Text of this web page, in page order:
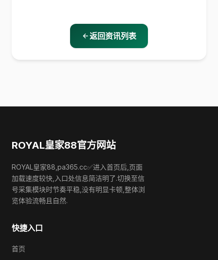
返回资讯列表
ROYAL皇家88官方网站
ROYAL皇家88,pa365.cc✅进入首页后,页面
加载速度较快,入口处信息简洁明了.切换至信
号采集模块时节奏平稳,没有明显卡顿,整体浏
览体验流畅且自然.
快捷入口
首页